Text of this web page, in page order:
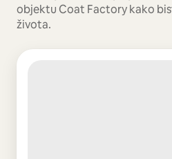
objektu Coat Factory kako
života.